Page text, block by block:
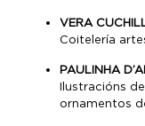
VERA
Coitelería
PAULINHA
Ilustracións
ornamentos